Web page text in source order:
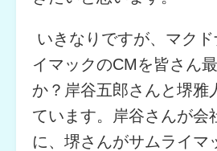
いきなりですが、マク
イマックのCMを皆さん
か？岸谷五郎さんと堺雅
ています。岸谷さんが会
に、堺さんがサムライマ